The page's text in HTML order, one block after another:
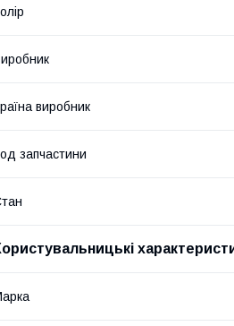
виробник
запчастини